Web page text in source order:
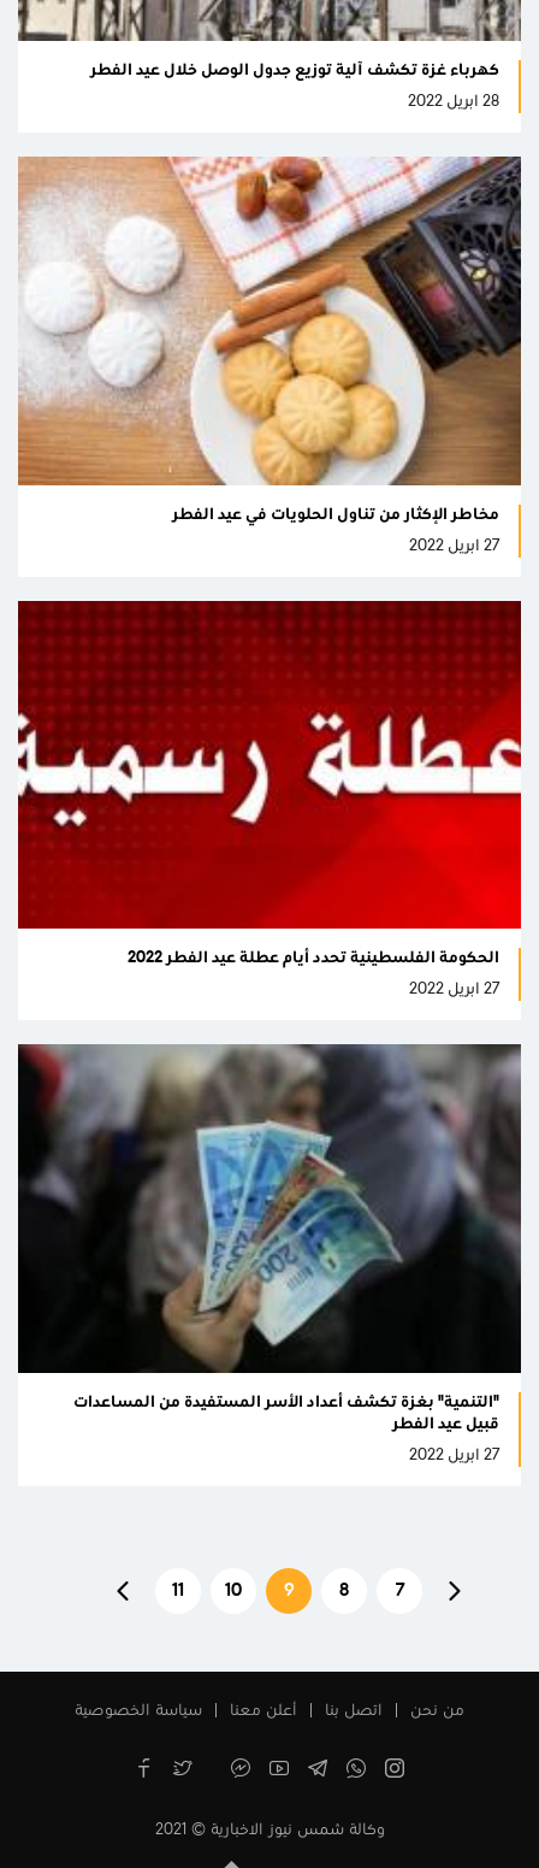
كهرباء غزة تكشف آلية توزيع جدول الوصل خلال عيد الفطر
28 ابريل 2022
مخاطر الإكثار من تناول الحلويات في عيد الفطر
27 ابريل 2022
الحكومة الفلسطينية تحدد أيام عطلة عيد الفطر 2022
27 ابريل 2022
"التنمية" بغزة تكشف أعداد الأسر المستفيدة من المساعدات
قبيل عيد الفطر
27 ابريل 2022
7
8
9
10
11
من نحن اتصل بنا أعلن معنا سياسة الخصوصية
وكالة شمس نيوز الاخبارية © 2021